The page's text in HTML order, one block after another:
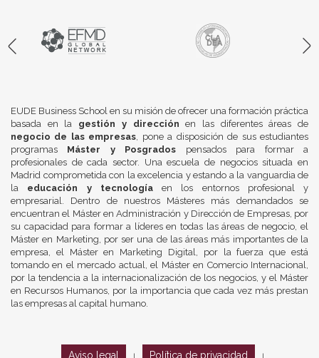
EUDE Business School en su misión de ofrecer una formación práctica
basada en la gestión y dirección en las diferentes áreas de
negocio de las empresas, pone a disposición de sus estudiantes
programas Máster y Posgrados pensados para formar a
profesionales de cada sector. Una escuela de negocios situada en
Madrid comprometida con la excelencia y estando a la vanguardia de
la educación y tecnologíaen los entornos profesional y
empresarial. Dentro de nuestros Másteres más demandados se
encuentran el Máster en Administración y Dirección de Empresas, por
su capacidad para formar a líderes en todas las áreas de negocio, el
Máster en Marketing, por ser una de las áreas más importantes de la
empresa, el Máster en Marketing Digital, por la fuerza que está
tomando en el mercado actual, el Máster en Comercio Internacional,
por la tendencia a la internacionalización de los negocios, y el Máster
en Recursos Humanos, por la importancia que cada vez más prestan
las empresas al capital humano.
Aviso legal Política de privacidad